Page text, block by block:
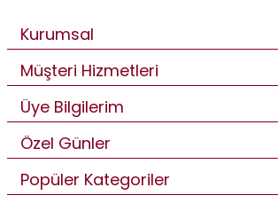
Kurumsal
Müşteri Hizmetleri
Üye Bilgilerim
Özel Günler
Popüler Kategoriler